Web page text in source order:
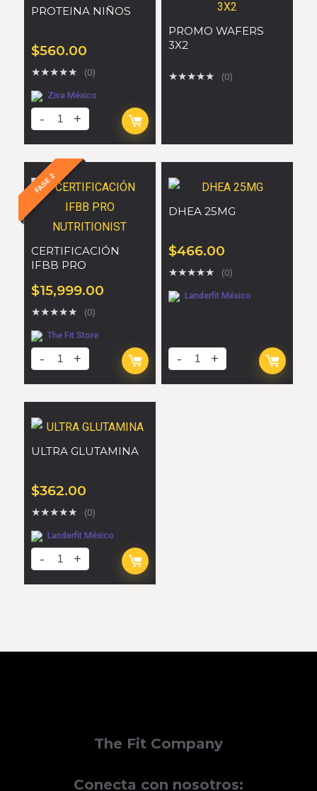
PROTEINA NIÑOS
$560.00
★★★★★ (0)
Ziva México
PROMO WAFERS
3X2
★★★★★ (0)
FASE 2
CERTIFICACIÓN
IFBB PRO
$15,999.00
★★★★★ (0)
The Fit Store
DHEA 25MG
$466.00
★★★★★ (0)
Landerfit México
ULTRA GLUTAMINA
$362.00
★★★★★ (0)
Landerfit México
The Fit Company
Conecta con nosotros: